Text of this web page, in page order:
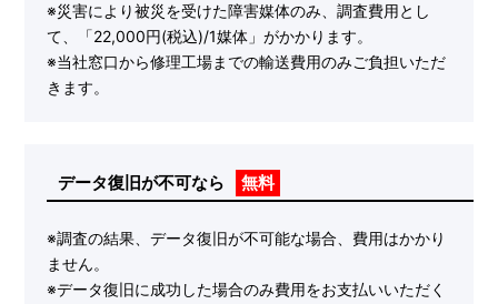
※災害により被災を受けた障害媒体のみ、調査費用とし
て、「22,000円(税込)/1媒体」がかかります。
※当社窓口から修理工場までの輸送費用のみご負担いただ
きます。
データ復旧が不可なら 無料
※調査の結果、データ復旧が不可能な場合、費用はかかり
ません。
※データ復旧に成功した場合のみ費用をお支払いいただく